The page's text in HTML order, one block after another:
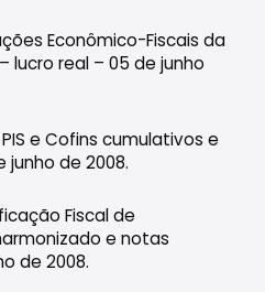
Econômico-Fiscais da
lucro real – 05 de junho
e Cofins cumulativos e
junho de 2008.
Fiscal de
e notas
de 2008.